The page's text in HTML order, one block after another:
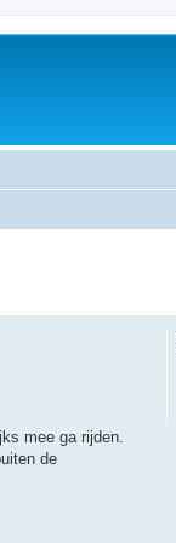
mee ga rijden.
de